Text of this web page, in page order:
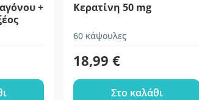
+
Κερατίνη 50 mg
60 κάψουλες
18,99 €
Στο καλάθι